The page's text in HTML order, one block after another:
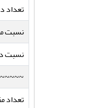
تعداد
نسبت
نسبت
~~~~~
تعداد